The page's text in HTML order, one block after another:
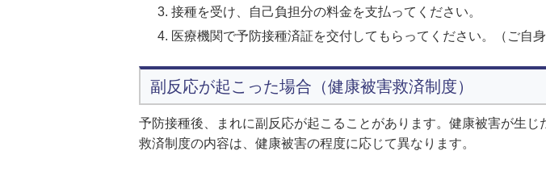
接種を受け、自己負担分の料金を支払ってください。
医療機関で予防接種済証を交付してもらってください。（ご自
副反応が起こった場合（健康被害救済制度）
予防接種後、まれに副反応が起こることがあります。健康被害が生
救済制度の内容は、健康被害の程度に応じて異なります。